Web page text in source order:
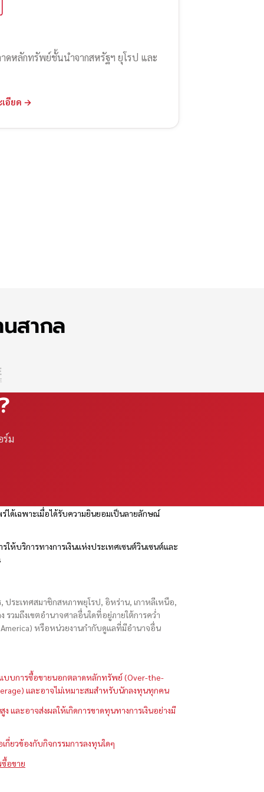
ดหลักทรัพย์ชั้นนำจากสหรัฐฯ ยุโรป และ
เอียด →
สากล
ร์ม
ได้เฉพาะเมื่อได้รับความยินยอมเป็นลายลักษณ์
ห้บริการทางการเงินแห่งประเทศเซนต์วินเซนต์และ
ประเทศสมาชิกสหภาพยุโรป, อิหร่าน, เกาหลีเหนือ,
รวมถึงเขตอำนาจศาลอื่นใดที่อยู่ภายใต้การคว่ำ
หรือหน่วยงานกำกับดูแลที่มีอำนาจอื่น
แบบการซื้อขายนอกตลาดหลักทรัพย์ (Over-the-
และอาจไม่เหมาะสมสำหรับนักลงทุนทุกคน
ง และอาจส่งผลให้เกิดการขาดทุนทางการเงินอย่างมี
กี่ยวข้องกับกิจกรรมการลงทุนใดๆ
ซื้อขาย